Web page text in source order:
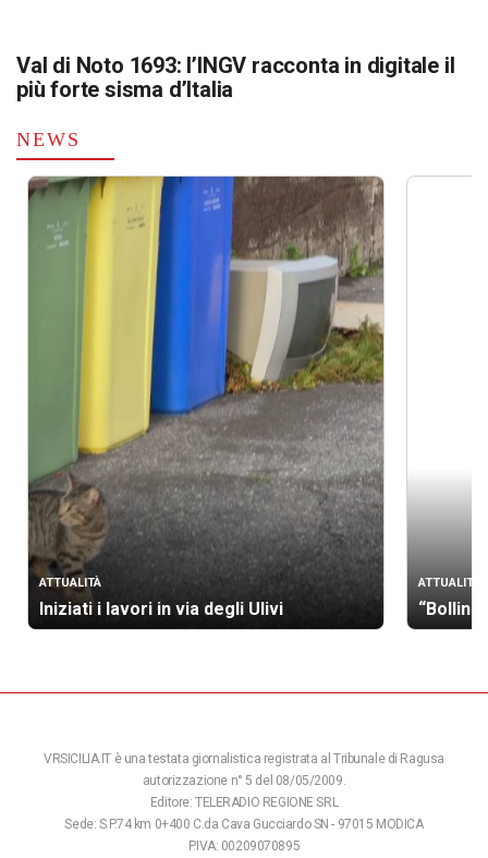
Val di Noto 1693: l’INGV racconta in digitale il
più forte sisma d’Italia
NEWS
ATTUALITÀ
Iniziati i lavori in via degli Ulivi
ATTUALITÀ
VRSICILIA.IT è una testata giornalistica registrata al Tribunale di Ragusa
autorizzazione n° 5 del 08/05/2009.
Editore: TELERADIO REGIONE SRL
Sede: S.P.74 km 0+400 C.da Cava Gucciardo SN - 97015 MODICA
P.IVA: 00209070895